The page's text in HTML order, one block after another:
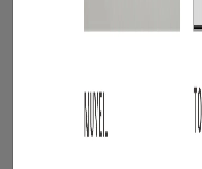
コーディネート